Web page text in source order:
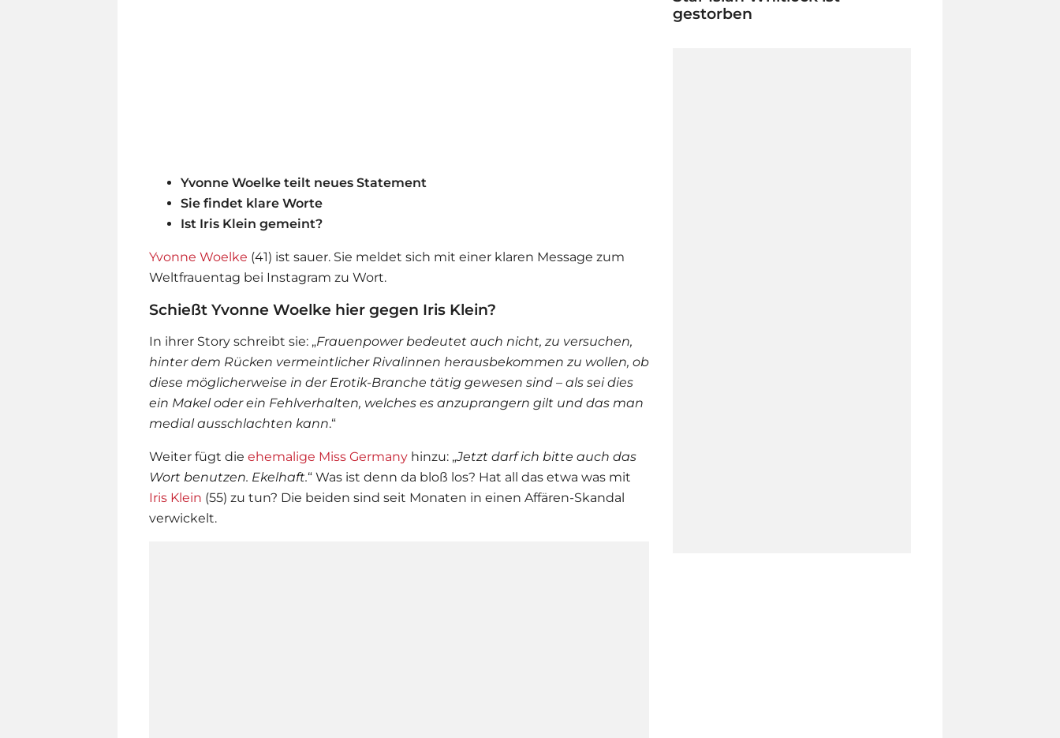
Yvonne Woelke teilt neues Statement
Sie findet klare Worte
Ist Iris Klein gemeint?
Yvonne Woelke (41) ist sauer. Sie meldet sich mit einer klaren Message zum
Weltfrauentag bei Instagram zu Wort.
Schießt Yvonne Woelke hier gegen Iris Klein?
In ihrer Story schreibt sie: „Frauenpower bedeutet auch nicht, zu versuchen,
hinter dem Rücken vermeintlicher Rivalinnen herausbekommen zu wollen, ob
diese möglicherweise in der Erotik-Branche tätig gewesen sind – als sei dies
ein Makel oder ein Fehlverhalten, welches es anzuprangern gilt und das man
medial ausschlachten kann.“
Weiter fügt die ehemalige Miss Germany hinzu: „Jetzt darf ich bitte auch das
Wort benutzen. Ekelhaft.“ Was ist denn da bloß los? Hat all das etwa was mit
Iris Klein (55) zu tun? Die beiden sind seit Monaten in einen Affären-Skandal
verwickelt.
gestorben